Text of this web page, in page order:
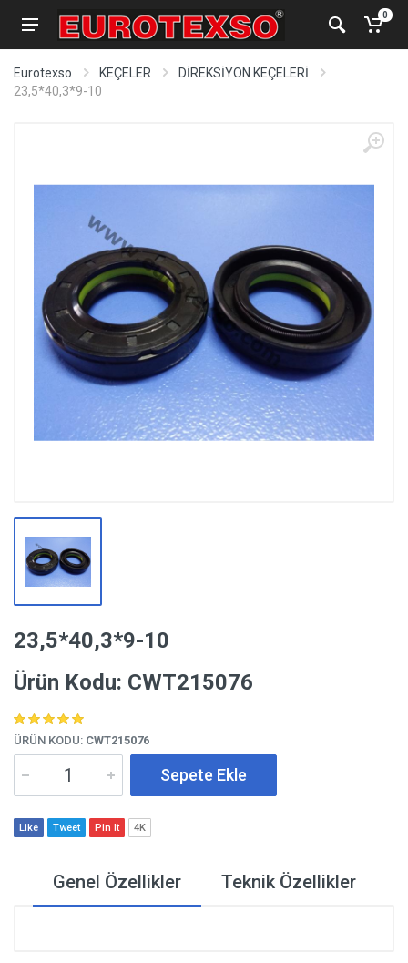
0
Eurotexso KEÇELER
DİREKSİYON KEÇELERİ
23,5*40,3*9-10
23,5*40,3*9-10
Ürün Kodu: CWT215076
ÜRÜN KODU: CWT215076
Sepete Ekle
Like Tweet Pin It 4K
Genel Özellikler Teknik Özellikler